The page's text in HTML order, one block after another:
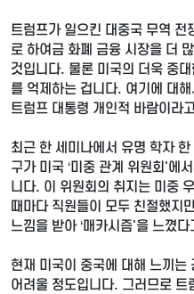
트럼프가 일으킨 대중국 무역
로 하여금 화폐 금융 시장을 더
것입니다. 물론 미국의 더욱 중
를 억제하는 겁니다. 여기에 대
트럼프 대통령 개인적 바람이라
최근 한 세미나에서 유명 학자
구가 미국 ‘미중 관계 위원회'에
니다. 이 위원회의 취지는 미중
때마다 직원들이 모두 친절했지
느낌을 받아 ‘매카시즘'을 느꼈
현재 미국이 중국에 대해 느끼는
어려울 정도입니다. 그러므로